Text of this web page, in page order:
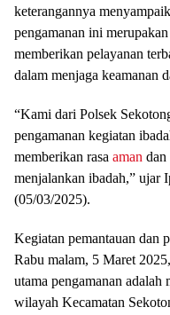
keterangannya
pengamanan ini
memberikan pelayanan
dalam menjaga keamanan
“Kami dari Polsek
pengamanan kegiatan
memberikan rasa aman dan
menjalankan ibadah,” ujar
(05/03/2025).
Kegiatan pemantauan dan
Rabu malam, 5 Maret
utama pengamanan
wilayah Kecamatan